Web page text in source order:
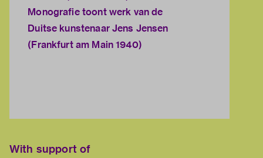
Monografie toont werk van de
Duitse kunstenaar Jens Jensen
(Frankfurt am Main 1940)
With support of